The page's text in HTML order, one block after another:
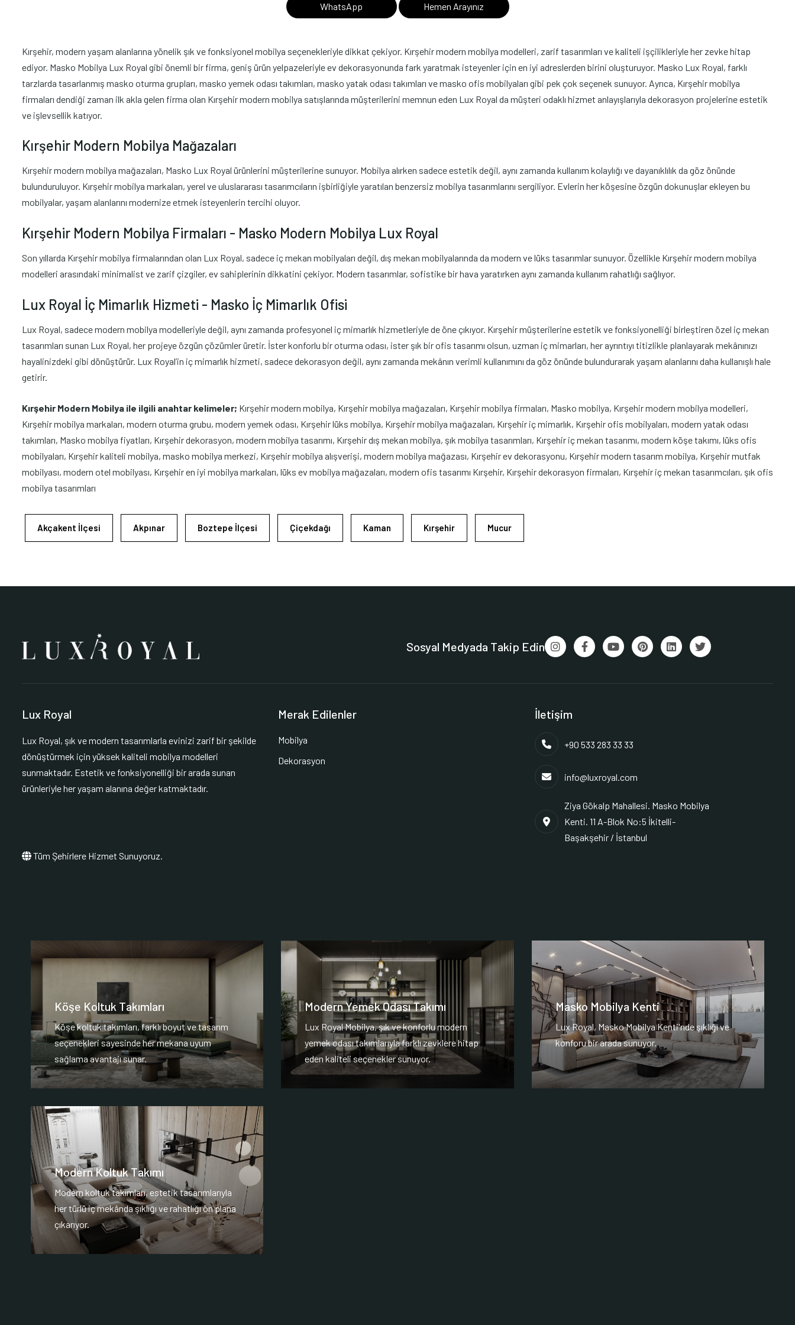
WhatsApp Hemen Arayınız
Kırşehir, modern yaşam alanlarına yönelik şık ve fonksiyonel mobilya seçenekleriyle dikkat çekiyor. Kırşehir modern mobilya modelleri, zarif tasarımları ve kaliteli işçilikleriyle her zevke hitap
ediyor. Masko Mobilya Lux Royal gibi önemli bir firma, geniş ürün yelpazeleriyle ev dekorasyonunda fark yaratmak isteyenler için en iyi adreslerden birini oluşturuyor. Masko Lux Royal, farklı
tarzlarda tasarlanmış masko oturma grupları, masko yemek odası takımları, masko yatak odası takımları ve masko ofis mobilyaları gibi pek çok seçenek sunuyor. Ayrıca, Kırşehir mobilya
firmaları dendiği zaman ilk akla gelen firma olan Kırşehir modern mobilya satışlarında müşterilerini memnun eden Lux Royal da müşteri odaklı hizmet anlayışlarıyla dekorasyon projelerine estetik
ve işlevsellik katıyor.
Kırşehir Modern Mobilya Mağazaları
Kırşehir modern mobilya mağazaları, Masko Lux Royal ürünlerini müşterilerine sunuyor. Mobilya alırken sadece estetik değil, aynı zamanda kullanım kolaylığı ve dayanıklılık da göz önünde
bulunduruluyor. Kırşehir mobilya markaları, yerel ve uluslararası tasarımcıların işbirliğiyle yaratılan benzersiz mobilya tasarımlarını sergiliyor. Evlerin her köşesine özgün dokunuşlar ekleyen bu
mobilyalar, yaşam alanlarını modernize etmek isteyenlerin tercihi oluyor.
Kırşehir Modern Mobilya Firmaları - Masko Modern Mobilya Lux Royal
Son yıllarda Kırşehir mobilya firmalarından olan Lux Royal, sadece iç mekan mobilyaları değil, dış mekan mobilyalarında da modern ve lüks tasarımlar sunuyor. Özellikle Kırşehir modern mobilya
modelleri arasındaki minimalist ve zarif çizgiler, ev sahiplerinin dikkatini çekiyor. Modern tasarımlar, sofistike bir hava yaratırken aynı zamanda kullanım rahatlığı sağlıyor.
Lux Royal İç Mimarlık Hizmeti - Masko İç Mimarlık Ofisi
Lux Royal, sadece modern mobilya modelleriyle değil, aynı zamanda profesyonel iç mimarlık hizmetleriyle de öne çıkıyor. Kırşehir müşterilerine estetik ve fonksiyonelliği birleştiren özel iç mekan
tasarımları sunan Lux Royal, her projeye özgün çözümler üretir. İster konforlu bir oturma odası, ister şık bir ofis tasarımı olsun, uzman iç mimarları, her ayrıntıyı titizlikle planlayarak mekânınızı
hayalinizdeki gibi dönüştürür. Lux Royal’in iç mimarlık hizmeti, sadece dekorasyon değil, aynı zamanda mekânın verimli kullanımını da göz önünde bulundurarak yaşam alanlarını daha kullanışlı hale
getirir.
Kırşehir Modern Mobilya ile ilgili anahtar kelimeler; Kırşehir modern mobilya, Kırşehir mobilya mağazaları, Kırşehir mobilya firmaları, Masko mobilya, Kırşehir modern mobilya modelleri,
Kırşehir mobilya markaları, modern oturma grubu, modern yemek odası, Kırşehir lüks mobilya, Kırşehir mobilya mağazaları, Kırşehir iç mimarlık, Kırşehir ofis mobilyaları, modern yatak odası
takımları, Masko mobilya fiyatları, Kırşehir dekorasyon, modern mobilya tasarımı, Kırşehir dış mekan mobilya, şık mobilya tasarımları, Kırşehir iç mekan tasarımı, modern köşe takımı, lüks ofis
mobilyaları, Kırşehir kaliteli mobilya, masko mobilya merkezi, Kırşehir mobilya alışverişi, modern mobilya mağazası, Kırşehir ev dekorasyonu, Kırşehir modern tasarım mobilya, Kırşehir mutfak
mobilyası, modern otel mobilyası, Kırşehir en iyi mobilya markaları, lüks ev mobilya mağazaları, modern ofis tasarımı Kırşehir, Kırşehir dekorasyon firmaları, Kırşehir iç mekan tasarımcıları, şık ofis
mobilya tasarımları
Akçakent İlçesi Akpınar Boztepe İlçesi Çiçekdağı Kaman Kırşehir Mucur
Sosyal Medyada Takip Edin
Lux Royal
Lux Royal, şık ve modern tasarımlarla evinizi zarif bir şekilde
dönüştürmek için yüksek kaliteli mobilya modelleri
sunmaktadır. Estetik ve fonksiyonelliği bir arada sunan
ürünleriyle her yaşam alanına değer katmaktadır.
Tüm Şehirlere Hizmet Sunuyoruz.
Merak Edilenler
Mobilya
Dekorasyon
İletişim
+90 533 283 33 33
info@luxroyal.com
Ziya Gökalp Mahallesi. Masko Mobilya
Kenti. 11 A-Blok No:5 İkitelli-
Başakşehir / İstanbul
Köşe Koltuk Takımları
Köşe koltuk takımları, farklı boyut ve tasarım
seçenekleri sayesinde her mekana uyum
sağlama avantajı sunar.
Modern Yemek Odası Takımı
Lux Royal Mobilya, şık ve konforlu modern
yemek odası takımlarıyla farklı zevklere hitap
eden kaliteli seçenekler sunuyor.
Masko Mobilya Kenti
Lux Royal, Masko Mobilya Kenti'nde şıklığı ve
konforu bir arada sunuyor.
Modern Koltuk Takımı
Modern koltuk takımları, estetik tasarımlarıyla
her türlü iç mekânda şıklığı ve rahatlığı ön plana
çıkarıyor.